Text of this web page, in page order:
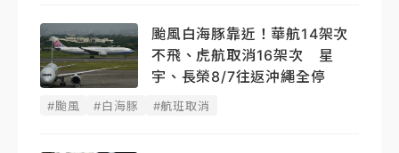
颱風白海豚靠近！華航14架次
不飛、虎航取消16架次 星
宇、長榮8/7往返沖繩全停
#颱風 #白海豚 #航班取消